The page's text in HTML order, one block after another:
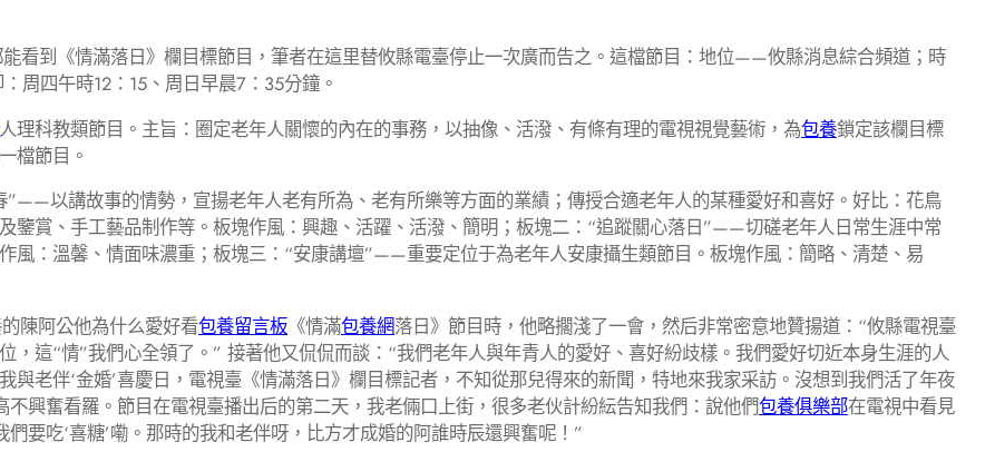
到《情滿落日》欄目標節目，筆者在這里替攸縣電臺停止一次廣而告之。這檔節目：地位——攸縣消息綜合頻道；時
四午時12：15、周日早晨7：35分鐘。
人理科教類節目。主旨：圈定老年人關懷的內在的事務，以抽像、活潑、有條有理的電視視覺藝術，為包養鎖定該欄目標
檔節目。
以講故事的情勢，宣揚老年人老有所為、老有所樂等方面的業績；傳授合適老年人的某種愛好和喜好。好比：花鳥
鑒賞、手工藝品制作等。板塊作風：興趣、活躍、活潑、簡明；板塊二：“追蹤關心落日”——切磋老年人日常生涯中常
風：溫馨、情面味濃重；板塊三：“安康講壇”——重要定位于為老年人安康攝生類節目。板塊作風：簡略、清楚、易
陳阿公他為什么愛好看包養留言板 《情滿包養網落日》節目時，他略擱淺了一會，然后非常密意地贊揚道：“攸縣電視臺
，這“情”我們心全領了。” 接著他又侃侃而談：“我們老年人與年青人的愛好、喜好紛歧樣。我們愛好切近本身生涯的人
老伴‘金婚’喜慶日，電視臺《情滿落日》欄目標記者，不知從那兒得來的新聞，特地來我家采訪。沒想到我們活了年夜
興奮看羅。節目在電視臺播出后的第二天，我老倆口上街，很多老伙計紛紜告知我們：說他們包養俱樂部在電視中看見
要吃‘喜糖’嘞。那時的我和老伴呀，比方才成婚的阿誰時辰還興奮呢！”